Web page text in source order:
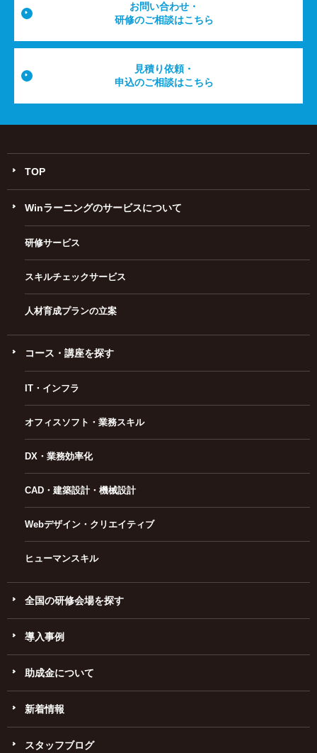
お問い合わせ・
研修のご相談はこちら
見積り依頼・
申込のご相談はこちら
TOP
Winラーニングのサービスについて
研修サービス
スキルチェックサービス
人材育成プランの立案
コース・講座を探す
IT・インフラ
オフィスソフト・業務スキル
DX・業務効率化
CAD・建築設計・機械設計
Webデザイン・クリエイティブ
ヒューマンスキル
全国の研修会場を探す
導入事例
助成金について
新着情報
スタッフブログ